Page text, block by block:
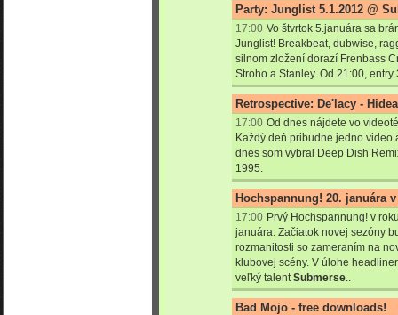
Party: Junglist 5.1.2012 @
17:00 Vo štvrtok 5.januára sa
Junglist! Breakbeat, dubwise,
silnom zložení dorazí Frenbass
Stroho a Stanley. Od 21:00, entry
Retrospective: De'lacy -
17:00 Od dnes nájdete vo
Každý deň pribudne jedno
dnes som vybral Deep Dish
1995.
Hochspannung! 20. januára
17:00 Prvý Hochspannung! v
januára. Začiatok novej sezóny
rozmanitosti so zameraním na
klubovej scény. V úlohe
veľký talentSubmerse..
Bad Mojo - free downloads!